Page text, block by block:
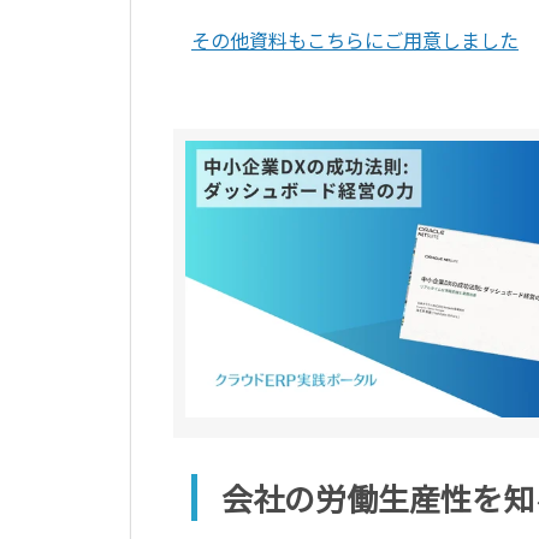
その他資料もこちらにご用意しました
会社の労働生産性を